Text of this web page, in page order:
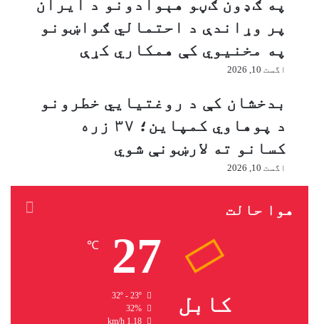
ک
ې
س
ل
م
ه
ې
ن
ق
ا
ص
په ګډون ګڼو هېوادونو د ایران
پر وړاندې د احتمالي ګواښونو
په مخنیوي کې همکاري کړې
اگست 10, 2026
بدخشان کې د روغتیايي خطرونو
د پوهاوي کمپاین؛ ۳۷ زره
کسانو ته لارښونې شوي
اگست 10, 2026
هوا حالت
کابل
27
℃
32%
1.18 km/h